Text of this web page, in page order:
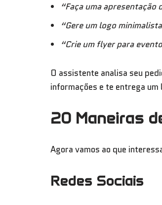
“Faça uma
“Gere um logo
“Crie um flyer para
O assistente analisa seu
informações e te entrega
20 Maneiras
Agora vamos ao que
Redes Sociais